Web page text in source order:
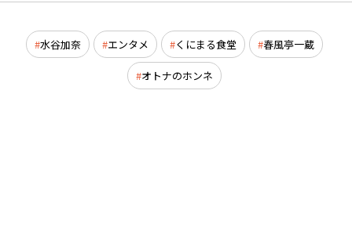
水谷加奈 エンタメ くにまる食堂 春風亭一蔵
オトナのホンネ